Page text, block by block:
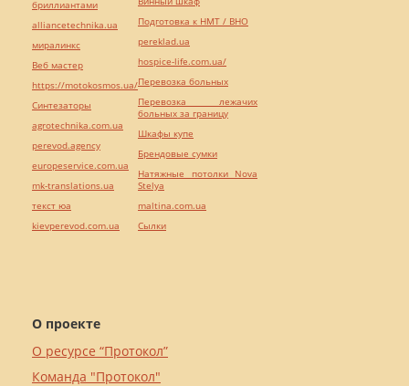
О проекте
О ресурсе “Протокол”
Команда "Протокол"
бриллиантами
alliancetechnika.ua
миралинкс
Веб мастер
https://motokosmos.ua/
Синтезаторы
agrotechnika.com.ua
perevod.agency
europeservice.com.ua
mk-translations.ua
текст юа
kievperevod.com.ua
Подготовка к НМТ / ВНО
pereklad.ua
hospice-life.com.ua/
Перевозка больных
Перевозка лежачих
больных за границу
Шкафы купе
Брендовые сумки
Натяжные потолки Nova
Stelya
maltina.com.ua
Cылки